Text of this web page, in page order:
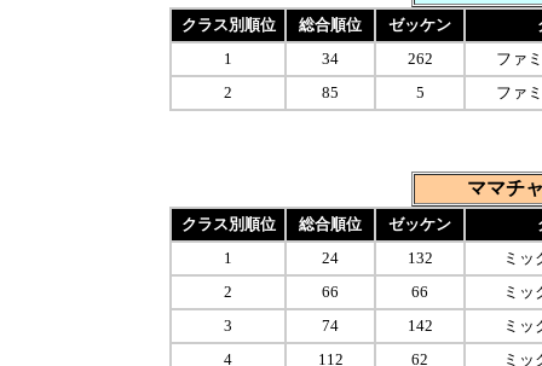
クラス別順位 総合順位 ゼッケン
1
34 262
ファ
2
85 5 ファ
ママチ
クラス別順位 総合順位 ゼッケン
1
24 132
ミッ
2
66 66
ミッ
3
74 142
ミッ
4
112 62
ミッ